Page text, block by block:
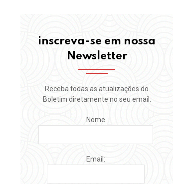
inscreva-se em nossa
Newsletter
Receba todas as atualizações do
Boletim diretamente no seu email.
Nome
Email: